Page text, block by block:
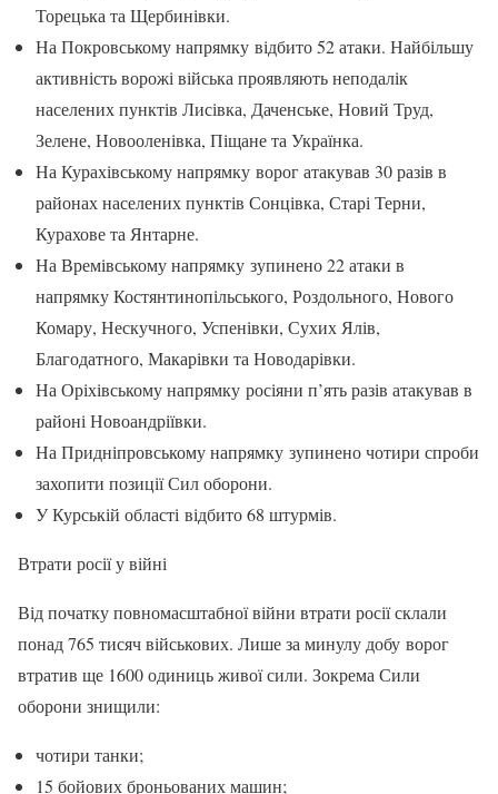
Торецька та Щербинівки.
На Покровському напрямку відбито 52 атаки. Найбільшу
активність ворожі війська проявляють неподалік
населених пунктів Лисівка, Даченське, Новий Труд,
Зелене, Новооленівка, Піщане та Українка.
На Курахівському напрямку ворог атакував 30 разів в
районах населених пунктів Сонцівка, Старі Терни,
Курахове та Янтарне.
На Времівському напрямку зупинено 22 атаки в
напрямку Костянтинопільського, Роздольного, Нового
Комару, Нескучного, Успенівки, Сухих Ялів,
Благодатного, Макарівки та Новодарівки.
На Оріхівському напрямку росіяни п’ять разів атакував в
районі Новоандріївки.
На Придніпровському напрямку зупинено чотири спроби
захопити позиції Сил оборони.
У Курській області відбито 68 штурмів.
Втрати росії у війні
Від початку повномасштабної війни втрати росії склали
понад 765 тисяч військових. Лише за минулу добу ворог
втратив ще 1600 одиниць живої сили. Зокрема Сили
оборони знищили:
чотири танки;
15 бойових броньованих машин;